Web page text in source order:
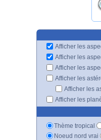
Afficher les
Afficher les
Afficher les
Afficher les
Afficher les
Afficher les
Thème tropical
Noeud nord vrai